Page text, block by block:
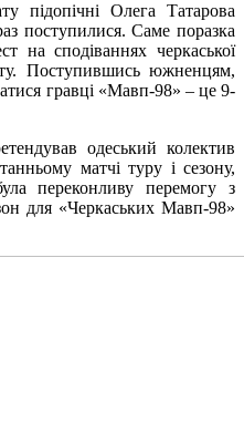
підопічні Олега Татарова
поступилися. Саме поразка
на сподіваннях черкаської
Поступившись южненцям,
гравці «Мавп-98» – це 9-
одеський колектив
матчі туру і сезону,
переконливу перемогу з
для «Черкаських Мавп-98»